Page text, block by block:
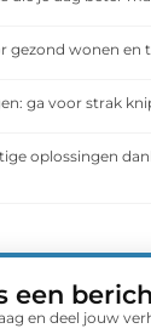
gezond wonen en
ga voor strak
oplossingen
een
en deel jouw